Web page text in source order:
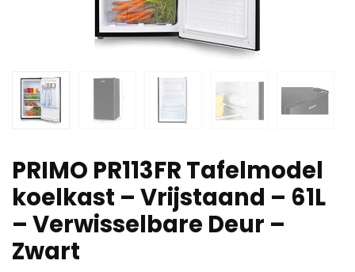
PRIMO PR113FR Tafelmodel
koelkast – Vrijstaand – 61L
– Verwisselbare Deur –
Zwart